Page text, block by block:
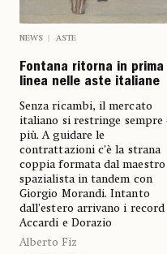
NEWS ASTE
Fontana ritorna in prima
linea nelle aste italiane
Senza ricambi, il mercato
italiano si restringe sempre
più. A guidare le
contrattazioni c’è la strana
coppia formata dal maestro
spazialista in tandem con
Giorgio Morandi. Intanto
dall’estero arrivano i record
Accardi e Dorazio
Alberto Fiz